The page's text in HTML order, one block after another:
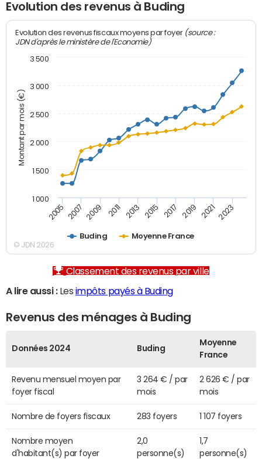
Evolution des revenus à Buding
Montant par mois (€)
Evolution des revenus fiscaux moyens par foyer (source :
JDN d'après le ministère de l'Economie)
Buding Moyenne France
2005 2007 2009 2011 2013 2015 2017 2019 2021 2023
1 000
1 500
2 000
2 500
3 000
3 500
© JDN 2026
Classement des revenus par ville
A lire aussi :Les impôts payés à Buding
Revenus des ménages à Buding
Données 2024 Buding
Moyenne
France
Revenu mensuel moyen par
foyer fiscal
3 264 € / par
mois
2 626 € / par
mois
Nombre de foyers fiscaux 283 foyers 1 107 foyers
Nombre moyen
d'habitant(s) par foyer
2,0
personne(s)
1,7
personne(s)